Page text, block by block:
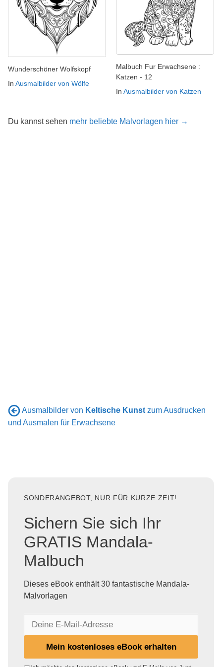
Wunderschöner Wolfskopf
In Ausmalbilder von Wölfe
Malbuch Fur Erwachsene :
Katzen - 12
In Ausmalbilder von Katzen
Du kannst sehen mehr beliebte Malvorlagen hier →
Ausmalbilder von Keltische Kunst zum Ausdrucken
und Ausmalen für Erwachsene
SONDERANGEBOT, NUR FÜR KURZE ZEIT!
Sichern Sie sich Ihr
GRATIS Mandala-
Malbuch
Dieses eBook enthält 30 fantastische Mandala-
Malvorlagen
Mein kostenloses eBook erhalten